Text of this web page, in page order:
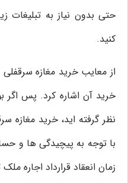
حتی بدون نیاز به تبلیغات
کنید.
از معایب خرید مغازه سرقفلی
خرید آن اشاره کرد. پس اگر
نظر گرفته اید، خرید مغازه
با توجه به پیچیدگی‌ ها و
زمان انعقاد قرارداد اجاره